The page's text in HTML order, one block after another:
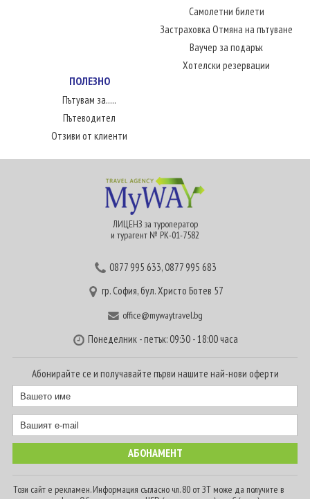
Самолетни билети
Застраховка Отмяна на пътуване
Ваучер за подарък
Хотелски резервации
ПОЛЕЗНО
Пътувам за.....
Пътеводител
Отзиви от клиенти
ЛИЦЕНЗ за туроператор
и турагент № РК-01-7582
0877 995 633,0877 995 683
гр. София, бул. Христо Ботев 57
office@mywaytravel.bg
Понеделник - петък: 09:30 - 18:00 часа
Абонирайте се и получавайте първи нашите най-нови оферти
Този сайт е рекламен. Информация съгласно чл. 80 от ЗТ може да получите в